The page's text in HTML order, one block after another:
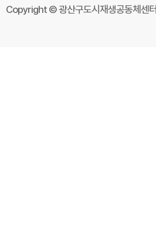
Copyright © 광산구도시재생공동체센